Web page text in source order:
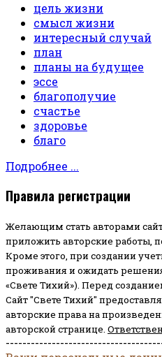
цель жизни
смысл жизни
интересный случай
план
планы на будущее
эссе
благополучие
счастье
здоровье
благо
Подробнее ...
Правила регистрации
Желающим стать авторами
приложить авторские работы,
Кроме этого, при создании
проживания и ожидать
«Свете Тихий»). Перед
Сайт "Свете Тихий"
авторские права на
авторской странице.